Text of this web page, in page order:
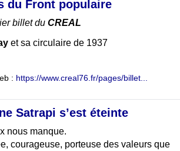
du Front populaire
billet du CREAL
et sa circulaire de 1937
: https://www.creal76.fr/pages/billet...
Satrapi s’est éteinte
nous manque.
courageuse, porteuse des valeurs que